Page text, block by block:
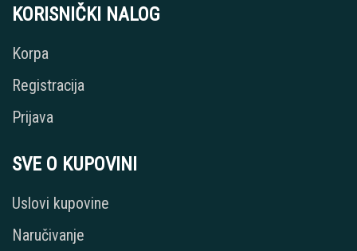
KORISNIČKI NALOG
Korpa
Registracija
Prijava
SVE O KUPOVINI
Uslovi kupovine
Naručivanje